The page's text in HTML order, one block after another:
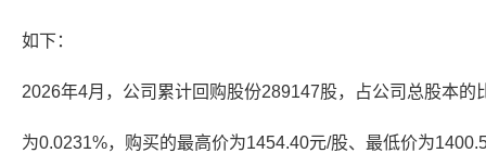
如下：
2026年4月，公司累计回购股份289147股，占公司总股本的
为0.0231%，购买的最高价为1454.40元/股、最低价为